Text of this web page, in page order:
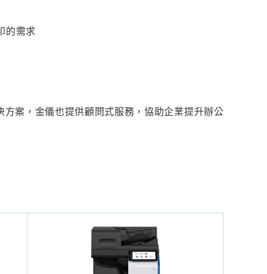
的需求
案，金儀也提供顧問式服務，協助企業提升辦公